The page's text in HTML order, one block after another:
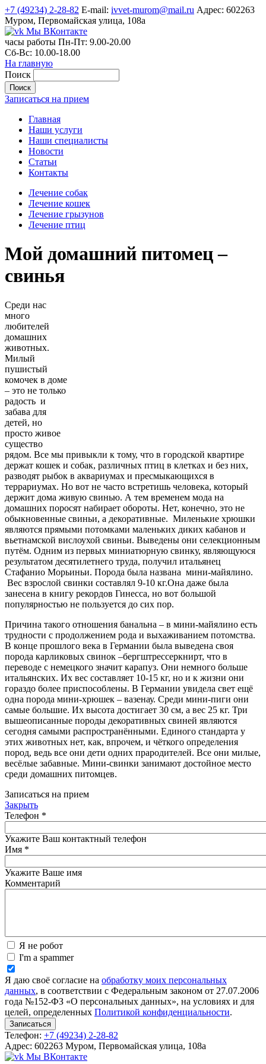
+7 (49234) 2-28-82 E-mail: ivvet-murom@mail.ru Адрес: 602263
Муром, Первомайская улица, 108а
Мы ВКонтакте
часы работы Пн-Пт: 9.00-20.00
Сб-Вс: 10.00-18.00
На главную
Поиск
Записаться на прием
Главная
Наши услуги
Наши специалисты
Новости
Статьи
Контакты
Лечение собак
Лечение кошек
Лечение грызунов
Лечение птиц
Мой домашний питомец –
свинья
Среди нас
много
любителей
домашних
животных.
Милый
пушистый
комочек в доме
– это не только
радость и
забава для
детей, но
просто живое
существо
рядом. Все мы привыкли к тому, что в городской квартире
держат кошек и собак, различных птиц в клетках и без них,
разводят рыбок в аквариумах и пресмыкающихся в
террариумах. Но вот не часто встретишь человека, который
держит дома живую свинью. А тем временем мода на
домашних поросят набирает обороты. Нет, конечно, это не
обыкновенные свиньи, а декоративные. Миленькие хрюшки
являются прямыми потомками маленьких диких кабанов и
вьетнамской вислоухой свиньи. Выведены они селекционным
путём. Одним из первых миниатюрную свинку, являющуюся
результатом десятилетнего труда, получил итальянец
Стафанио Морьиньи. Порода была названа мини-майялино.
Вес взрослой свинки составлял 9-10 кг.Она даже была
занесена в книгу рекордов Гинесса, но вот большой
популярностью не пользуется до сих пор.
Причина такого отношения банальна – в мини-майялино есть
трудности с продолжением рода и выхаживанием потомства.
В конце прошлого века в Германии была выведена своя
порода карликовых свинок –бергштрессеркнирт, что в
переводе с немецкого значит карапуз. Они немного больше
итальянских. Их вес составляет 10-15 кг, но и к жизни они
гораздо более приспособлены. В Германии увидела свет ещё
одна порода мини-хрюшек – вазенау. Среди мини-пиги они
самые большие. Их высота достигает 30 см, а вес 25 кг. Три
вышеописанные породы декоративных свиней являются
сегодня самыми распространёнными. Единого стандарта у
этих животных нет, как, впрочем, и чёткого определения
пород, ведь все они дети одних прародителей. Все они милые,
весёлые забавные. Мини-свинки занимают достойное место
среди домашних питомцев.
Записаться на прием
Закрыть
Телефон *
Укажите Ваш контактный телефон
Имя *
Укажите Ваше имя
Комментарий
Я не робот
I'm a spammer
Я даю своё согласие на обработку моих персональных
данных, в соответствии с Федеральным законом от 27.07.2006
года №152-ФЗ «О персональных данных», на условиях и для
целей, определенных Политикой конфиденциальности.
Телефон: +7 (49234) 2-28-82
Адрес: 602263 Муром, Первомайская улица, 108а
Мы ВКонтакте